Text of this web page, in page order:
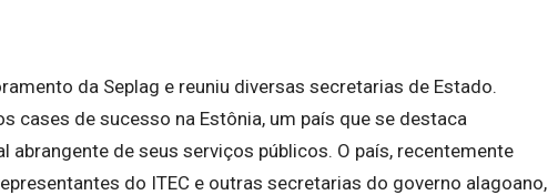
da Seplag e reuniu diversas secretarias de Estado.
cases de sucesso na Estônia, um país que se destaca
de seus serviços públicos. O país, recentemente
do ITEC e outras secretarias do governo alagoano,